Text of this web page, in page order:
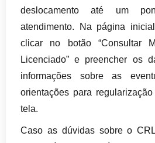
deslocamento até um
atendimento. Na página
clicar no botão “Consultar
Licenciado” e preencher os
informações sobre as
orientações para
tela.
Caso as dúvidas sobre o